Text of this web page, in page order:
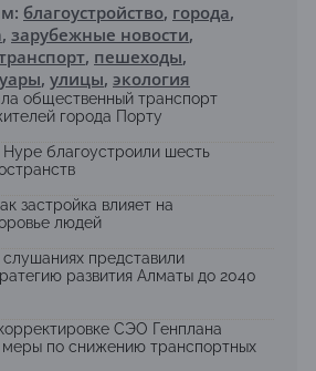
благоустройство, города,
, зарубежные новости,
, пешеходы,
, улицы, экология
общественный транспорт
города Порту
благоустроили шесть
застройка влияет на
людей
представили
развития Алматы до 2040
СЭО Генплана
по снижению транспортных